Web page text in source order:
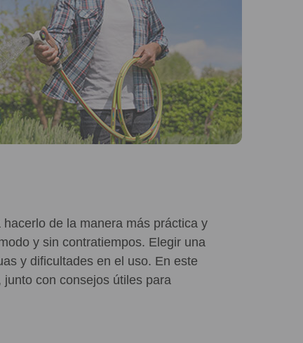
de la manera más práctica y
y sin contratiempos. Elegir una
y dificultades en el uso. En este
con consejos útiles para